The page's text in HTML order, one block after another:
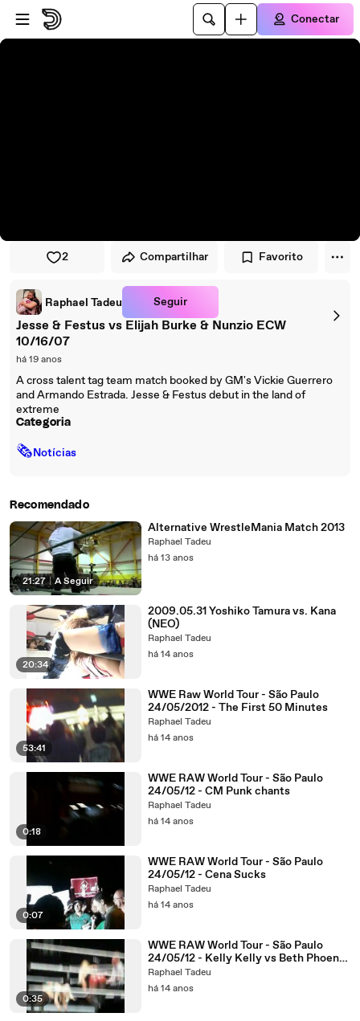
Pular para o player
Ir para o conteúdo principal
Conectar
2 Compartilhar Favorito
Raphael Tadeu Seguir
Jesse & Festus vs Elijah Burke & Nunzio ECW
10/16/07
há 19 anos
A cross talent tag team match booked by GM's Vickie Guerrero
and Armando Estrada. Jesse & Festus debut in the land of
extreme
Categoria
🗞Notícias
Recomendado
21:27 | A Seguir
Alternative WrestleMania Match 2013
Raphael Tadeu
há 13 anos
20:34
2009.05.31 Yoshiko Tamura vs. Kana
(NEO)
Raphael Tadeu
há 14 anos
53:41
WWE Raw World Tour - São Paulo
24/05/2012 - The First 50 Minutes
Raphael Tadeu
há 14 anos
0:18
WWE RAW World Tour - São Paulo
24/05/12 - CM Punk chants
Raphael Tadeu
há 14 anos
0:07
WWE RAW World Tour - São Paulo
24/05/12 - Cena Sucks
Raphael Tadeu
há 14 anos
0:35
WWE RAW World Tour - São Paulo
24/05/12 - Kelly Kelly vs Beth Phoenix
(end of the match)
Raphael Tadeu
há 14 anos